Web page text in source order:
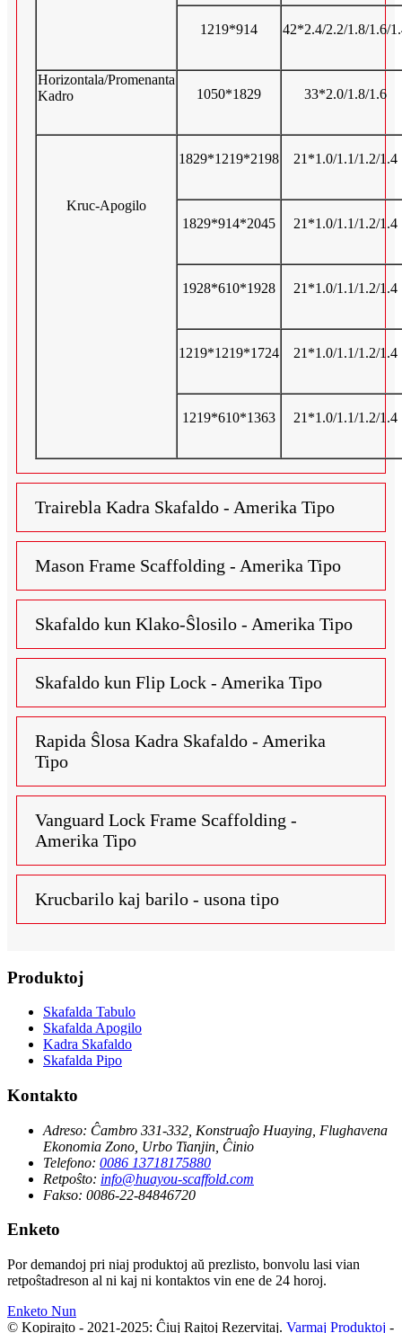
1219*914 42*2.4/2.2/1.8/1.6/
Horizontala/Promenanta
Kadro
1050*1829 33*2.0/1.8/1.6
Kruc-Apogilo
1829*1219*2198 21*1.0/1.1/1.2/1.4
1829*914*2045 21*1.0/1.1/1.2/1.4
1928*610*1928 21*1.0/1.1/1.2/1.4
1219*1219*1724 21*1.0/1.1/1.2/1.4
1219*610*1363 21*1.0/1.1/1.2/1.4
Trairebla Kadra Skafaldo - Amerika Tipo
Mason Frame Scaffolding - Amerika Tipo
Skafaldo kun Klako-Ŝlosilo - Amerika Tipo
Skafaldo kun Flip Lock - Amerika Tipo
Rapida Ŝlosa Kadra Skafaldo - Amerika
Tipo
Vanguard Lock Frame Scaffolding -
Amerika Tipo
Krucbarilo kaj barilo - usona tipo
Produktoj
Skafalda Tabulo
Skafalda Apogilo
Kadra Skafaldo
Skafalda Pipo
Kontakto
Adreso: Ĉambro 331-332, Konstruaĵo Huaying, Flughavena
Ekonomia Zono, Urbo Tianjin, Ĉinio
Telefono: 0086 13718175880
Retpoŝto: info@huayou-scaffold.com
Fakso: 0086-22-84846720
Enketo
Por demandoj pri niaj produktoj aŭ prezlisto, bonvolu lasi vian
retpoŝtadreson al ni kaj ni kontaktos vin ene de 24 horoj.
Enketo Nun
© Kopirajto - 2021-2025: Ĉiuj Rajtoj Rezervitaj. Varmaj Produktoj -